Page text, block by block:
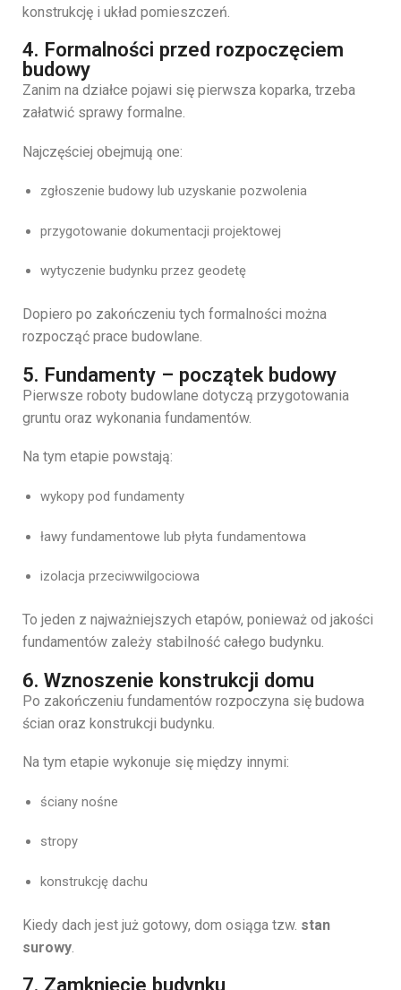
konstrukcję i układ pomieszczeń.
4. Formalności przed rozpoczęciem
budowy
Zanim na działce pojawi się pierwsza koparka, trzeba
załatwić sprawy formalne.
Najczęściej obejmują one:
zgłoszenie budowy lub uzyskanie pozwolenia
przygotowanie dokumentacji projektowej
wytyczenie budynku przez geodetę
Dopiero po zakończeniu tych formalności można
rozpocząć prace budowlane.
5. Fundamenty – początek budowy
Pierwsze roboty budowlane dotyczą przygotowania
gruntu oraz wykonania fundamentów.
Na tym etapie powstają:
wykopy pod fundamenty
ławy fundamentowe lub płyta fundamentowa
izolacja przeciwwilgociowa
To jeden z najważniejszych etapów, ponieważ od jakości
fundamentów zależy stabilność całego budynku.
6. Wznoszenie konstrukcji domu
Po zakończeniu fundamentów rozpoczyna się budowa
ścian oraz konstrukcji budynku.
Na tym etapie wykonuje się między innymi:
ściany nośne
stropy
konstrukcję dachu
Kiedy dach jest już gotowy, dom osiąga tzw. stan
surowy.
7. Zamknięcie budynku